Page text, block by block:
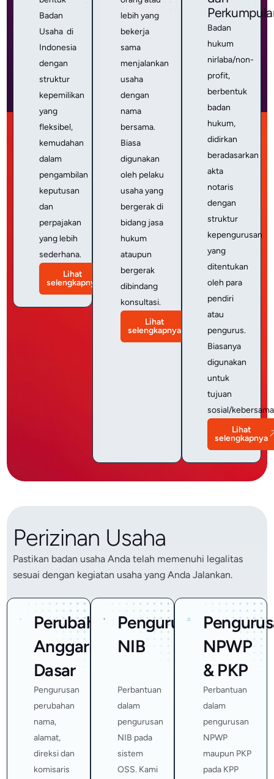
Badan
Usaha di
Indonesia
dengan
struktur
kepemilikan
yang
fleksibel,
kemudahan
dalam
pengambilan
keputusan
dan
perpajakan
yang lebih
sederhana.
Lihat
selengkapnya
lebih yang
bekerja
sama
menjalankan
usaha
dengan
nama
bersama.
Biasa
digunakan
oleh pelaku
usaha yang
bergerak di
bidang jasa
hukum
ataupun
bergerak
dibindang
konsultasi.
Lihat
selengkapnya
Badan
hukum
nirlaba/non-
profit,
berbentuk
badan
hukum,
didirkan
beradasarkan
akta
notaris
dengan
struktur
kepengurusan
yang
ditentukan
oleh para
pendiri
atau
pengurus.
Biasanya
digunakan
untuk
tujuan
sosial/
Lihat
selengkapnya
Perizinan Usaha
Pastikan badan usaha Anda telah memenuhi legalitas
sesuai dengan kegiatan usaha yang Anda Jalankan.
Perubahan
Anggaran
Dasar
Pengurusan
perubahan
nama,
alamat,
direksi dan
komisaris
Pengurusan
NIB
Perbantuan
dalam
pengurusan
NIB pada
sistem
OSS. Kami
NPWP
& PKP
Perbantuan
dalam
pengurusan
NPWP
maupun PKP
pada KPP